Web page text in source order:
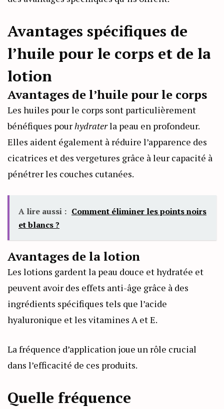
Avantages spécifiques de
l’huile pour le corps et de la
lotion
Avantages de l’huile pour le corps
Les huiles pour le corps sont particulièrement
bénéfiques pourhydraterla peau en profondeur.
Elles aident également à réduire l’apparence des
cicatrices et des vergetures grâce à leur capacité à
pénétrer les couches cutanées.
A lire aussi : Comment éliminer les points noirs
et blancs ?
Avantages de la lotion
Les lotions gardent la peau douce et hydratée et
peuvent avoir des effets anti-âge grâce à des
ingrédients spécifiques tels que l’acide
hyaluronique et les vitamines A et E.
La fréquence d’application joue un rôle crucial
dans l’efficacité de ces produits.
Quelle fréquence